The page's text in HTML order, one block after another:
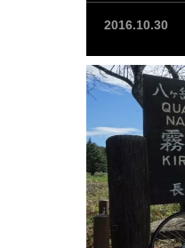
2016.10.30